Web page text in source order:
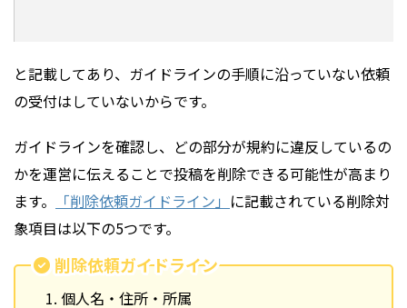
と記載してあり、ガイドラインの手順に沿っていない依頼
の受付はしていないからです。
ガイドラインを確認し、どの部分が規約に違反しているの
かを運営に伝えることで投稿を削除できる可能性が高まり
ます。
「削除依頼ガイドライン」 に記載されている削除対
象項目は以下の5つです。
削除依頼ガイドライン
個人名・住所・所属